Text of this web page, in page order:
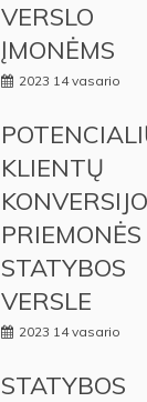
VERSLO
ĮMONĖMS
2023 14 vasario
KLIENTŲ
PRIEMONĖS
STATYBOS
VERSLE
2023 14 vasario
STATYBOS